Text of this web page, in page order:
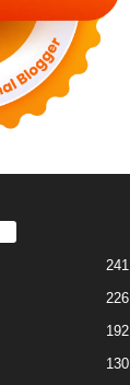
241
226
192
130